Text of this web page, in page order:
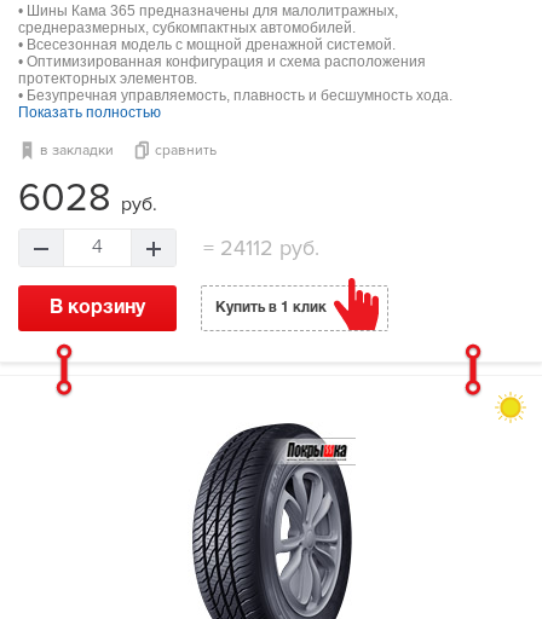
• Шины Кама 365 предназначены для малолитражных,
среднеразмерных, субкомпактных автомобилей.
• Всесезонная модель с мощной дренажной системой.
• Оптимизированная конфигурация и схема расположения
протекторных элементов.
• Безупречная управляемость, плавность и бесшумность хода.
Показать полностью
в закладки сравнить
6028 руб.
4 =24112 руб.
В корзину Купить в 1 клик